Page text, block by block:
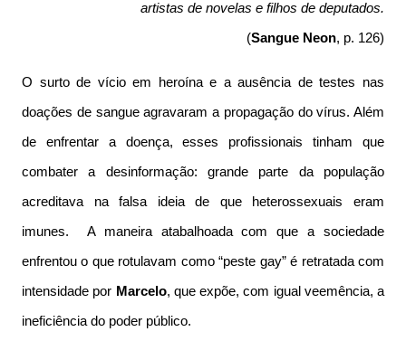
artistas de novelas e filhos de deputados.
(Sangue Neon, p. 126)
O surto de vício em heroína e a ausência de testes nas
doações de sangue agravaram a propagação do vírus. Além
de enfrentar a doença, esses profissionais tinham que
combater a desinformação: grande parte da população
acreditava na falsa ideia de que heterossexuais eram
imunes. A maneira atabalhoada com que a sociedade
enfrentou o que rotulavam como “peste gay” é retratada com
intensidade por Marcelo, que expõe, com igual veemência, a
ineficiência do poder público.